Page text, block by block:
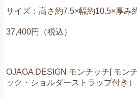
サイズ：高さ約7.5×幅約10.5×厚み
37,400円（税込）
OJAGA DESIGN モンチッチ[ モン
ック・ショルダーストラップ付き）